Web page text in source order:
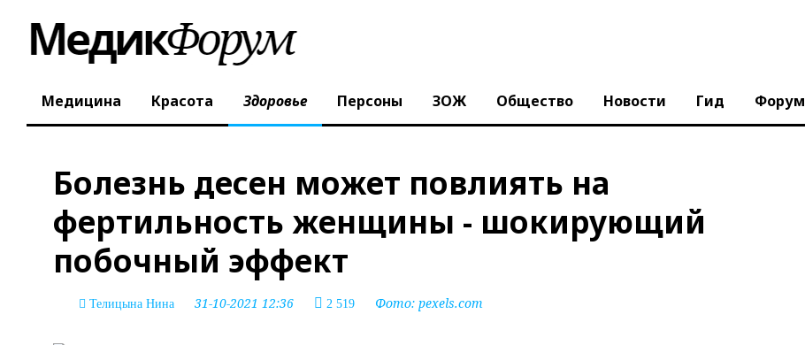
Медицина Красота Здоровье Персоны ЗОЖ Общество Новости Гид Форум
Болезнь десен может повлиять на
фертильность женщины - шокирующий
побочный эффект
Телицына Нина 31-10-2021 12:36 2 519 Фото: pexels.com